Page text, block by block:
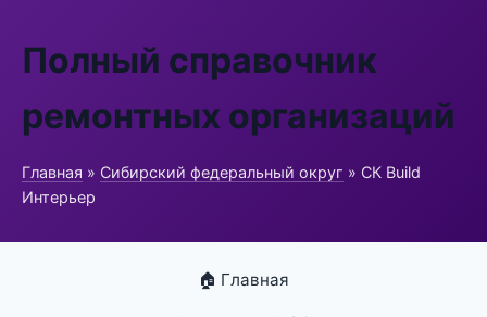
Полный справочник
ремонтных организаций
Главная » Сибирский федеральный округ » СК Build
Интерьер
🏠 Главная